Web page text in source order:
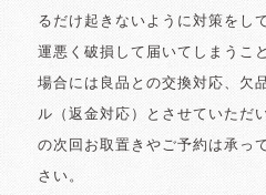
るだけ起きないように対策をし
運悪く破損して届いてしまうこ
場合には良品との交換対応、欠
ル（返金対応）とさせていただ
の次回お取置きやご予約は承っ
さい。